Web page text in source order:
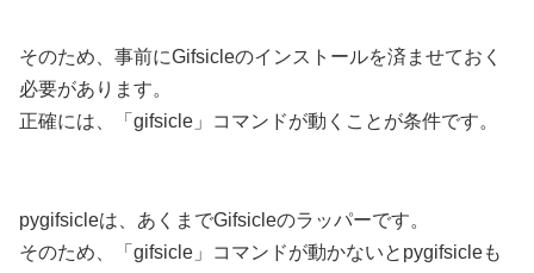
そのため、事前にGifsicleのインストールを済ませておく
必要があります。
正確には、「gifsicle」コマンドが動くことが条件です。
pygifsicleは、あくまでGifsicleのラッパーです。
そのため、「gifsicle」コマンドが動かないとpygifsicleも